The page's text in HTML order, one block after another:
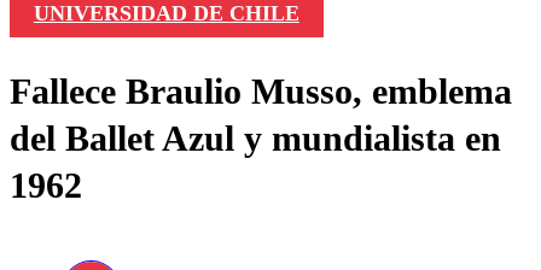
UNIVERSIDAD DE CHILE
Fallece Braulio Musso, emblema
del Ballet Azul y mundialista en
1962